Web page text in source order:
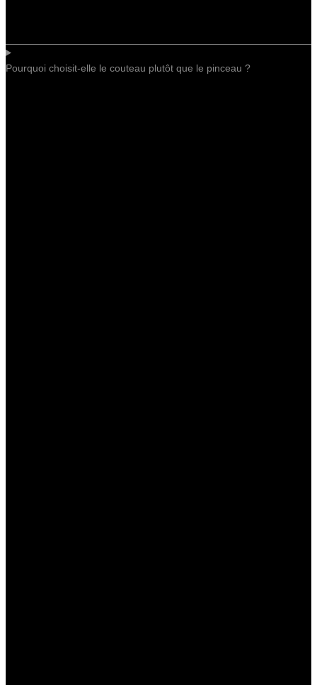
Pourquoi choisit-elle le couteau plutôt que le pinceau ?